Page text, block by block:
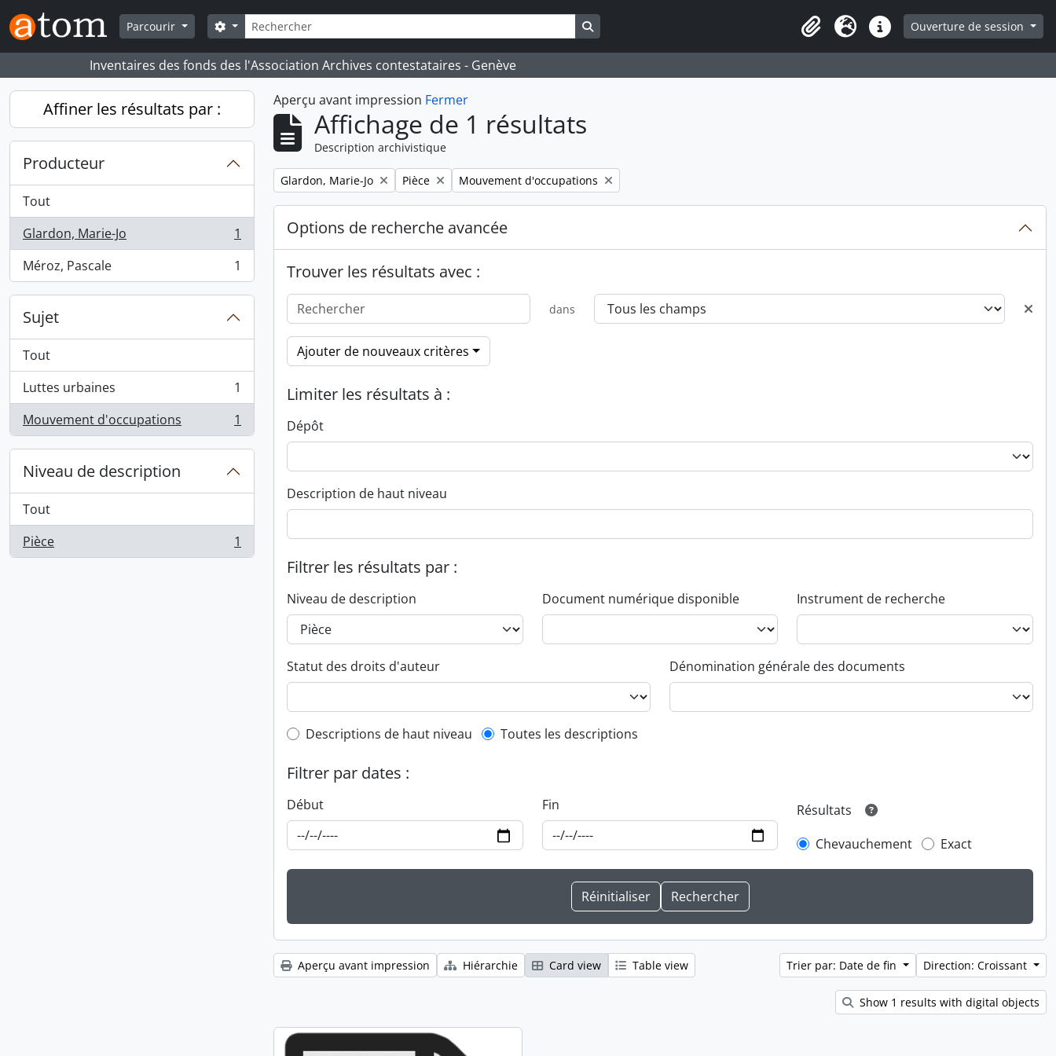
Skip to main content
Parcourir
Rechercher
Search options
Presse-papier
LangueLiens rapidesOuverture de session
Inventaires des fonds des l'Association Archives contestataires - Genève
Affiner les résultats par :
Producteur
Tout
Glardon, Marie-Jo
, 1 résultats
1
Méroz, Pascale
, 1 résultats 1
Sujet
Tout
Luttes urbaines
, 1 résultats
1
Mouvement d'occupations
, 1 résultats 1
Niveau de description
Tout
Pièce
, 1 résultats 1
Aperçu avant impression Fermer
Affichage de 1 résultats
Description archivistique
Remove filter:
Glardon, Marie-Jo Remove filter:
Pièce Remove filter:
Mouvement d'occupations
Options de recherche avancée
Trouver les résultats avec :
dans
Ajouter de nouveaux critères
Limiter les résultats à :
Dépôt
Description de haut niveau
Filtrer les résultats par :
Niveau de description Document numérique disponible Instrument de recherche
Statut des droits d'auteur Dénomination générale des documents
Top-level description filter
Descriptions de haut niveau Toutes les descriptions
Filtrer par dates :
Début Fin
Résultats
Chevauchement
Exact
Aperçu avant impression Hiérarchie Card view Table view Trier par: Date de fin Direction: Croissant
Show 1 results with digital objects